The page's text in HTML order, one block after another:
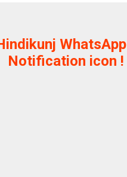
Notification icon !